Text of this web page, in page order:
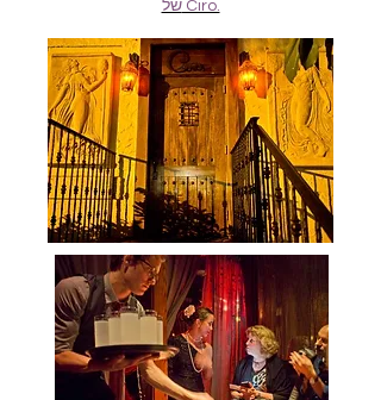
של Ciro.